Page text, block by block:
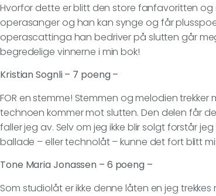
Hvorfor dette er blitt den store fanfavoritten og
operasanger og han kan synge og får
operascattinga han bedriver på slutten går
begredelige vinnerne i min bok!
Kristian Sognli – 7 poeng –
FOR en stemme! Stemmen og melodien
technoen kommer mot slutten. Den delen får
faller jeg av. Selv om jeg ikke blir solgt forstår
ballade – eller technolåt – kunne det fort blitt
Tone Maria Jonassen – 6 poeng –
Som studiolåt er ikke denne låten en jeg